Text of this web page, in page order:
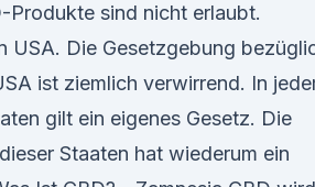
Produkte sind nicht erlaubt.
USA. Die Gesetzgebung
ist ziemlich verwirrend. In
gilt ein eigenes Gesetz. Die
Staaten hat wiederum ein